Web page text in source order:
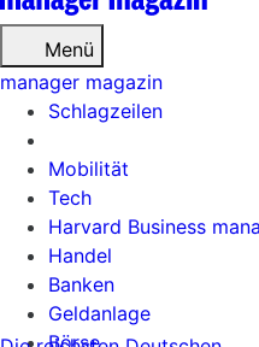
Menü
Schlagzeilen
Mobilität
Tech
Harvard Business
Handel
Banken
Geldanlage
Börse
manager magazin